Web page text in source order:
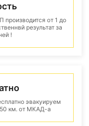
производится от 1 до
результат за
!
эвакуируем
км. от МКАД-а